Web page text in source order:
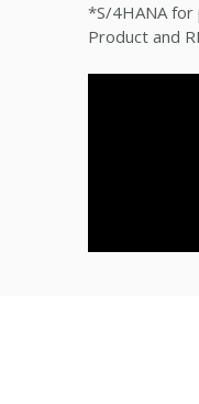
*S/4HANA for
Product and